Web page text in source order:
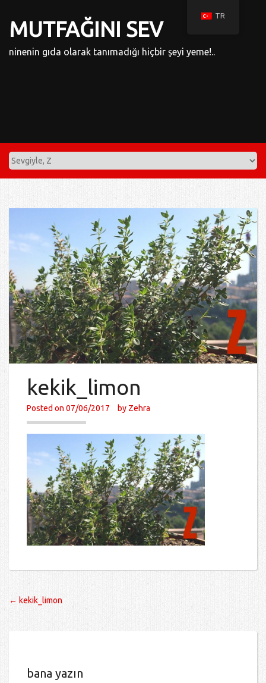
MUTFAĞINI SEV
ninenin gıda olarak tanımadığı hiçbir şeyi yeme!..
kekik_limon
Posted on 07/06/2017 by Zehra
Post
navigation
← kekik_limon
bana yazın
TR